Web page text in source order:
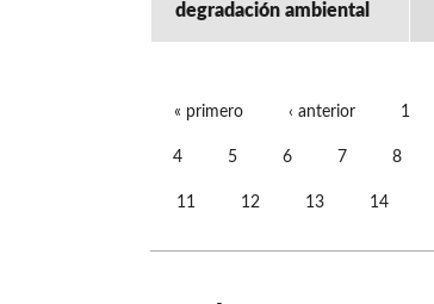
degradación ambiental
« primero ‹ anterior 1
4 5 6 7 8
11 12 13 14